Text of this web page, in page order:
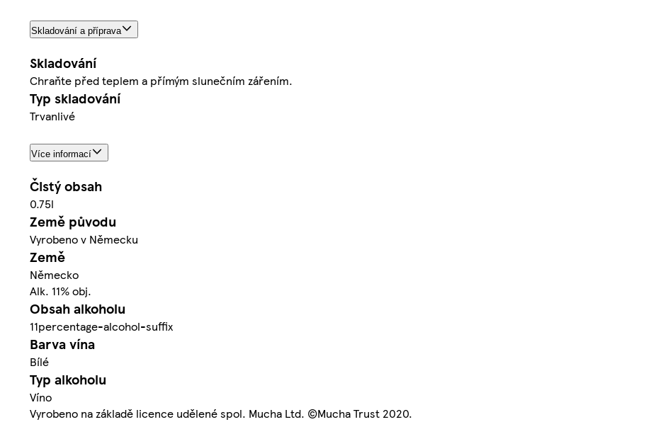
Skladování a příprava
Skladování
Chraňte před teplem a přímým slunečním zářením.
Typ skladování
Trvanlivé
Více informací
Čistý obsah
0.75l
Země původu
Vyrobeno v Německu
Země
Německo
Alk. 11% obj.
Obsah alkoholu
11percentage-alcohol-suffix
Barva vína
Bílé
Typ alkoholu
Víno
Vyrobeno na základě licence udělené spol. Mucha Ltd. ©Mucha Trust 2020.